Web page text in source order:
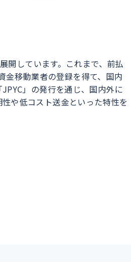
開しています。これまで、前払
金移動業者の登録を得て、国内
」の発行を通じ、国内外に
や低コスト送金といった特性を